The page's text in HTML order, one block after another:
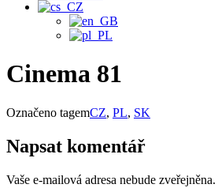
Cinema 81
Označeno tagemCZ, PL, SK
Napsat komentář
Vaše e-mailová adresa nebude zveřejněna.